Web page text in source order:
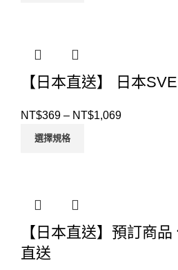
【日本直送】 日本
NT$369 – NT$1,069
選擇規格
【日本直送】預訂商
直送